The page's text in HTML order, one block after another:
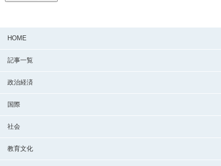
HOME
記事一覧
政治経済
国際
社会
教育文化